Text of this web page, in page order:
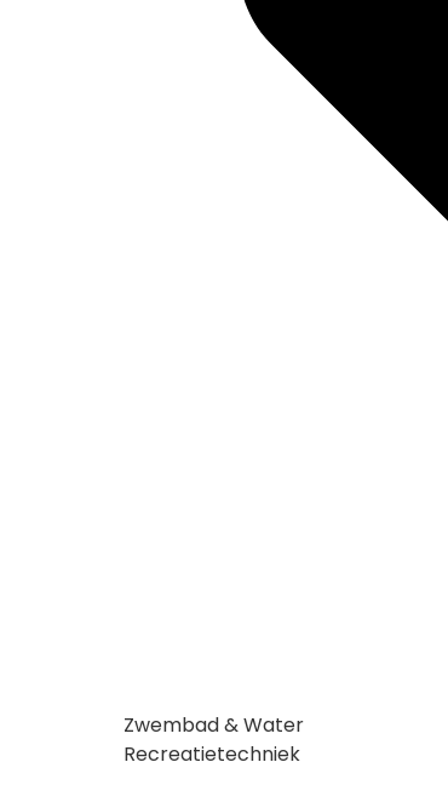
Zwembad & Water
Recreatietechniek